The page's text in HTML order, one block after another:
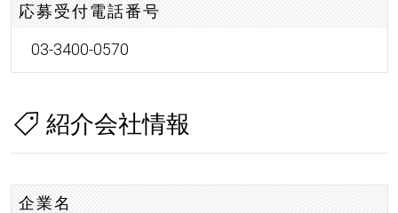
応募受付電話番号
03-3400-0570
紹介会社情報
企業名